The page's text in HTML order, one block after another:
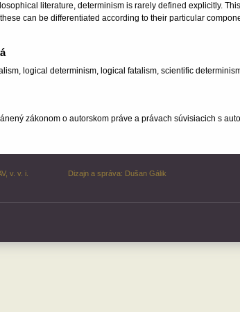
literature, determinism is rarely defined explicitly.
can be differentiated according to their particular
logical determinism, logical fatalism, scientific
zákonom o autorskom práve a právach súvisiacich s
v. v. i. Dizajn a správa: Dušan Gálik